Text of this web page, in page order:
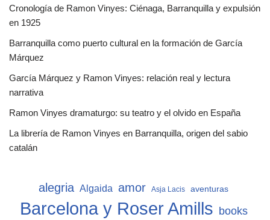
Cronología de Ramon Vinyes: Ciénaga, Barranquilla y expulsión
en 1925
Barranquilla como puerto cultural en la formación de García
Márquez
García Márquez y Ramon Vinyes: relación real y lectura
narrativa
Ramon Vinyes dramaturgo: su teatro y el olvido en España
La librería de Ramon Vinyes en Barranquilla, origen del sabio
catalán
alegria Algaida amor Asja Lacis aventuras
Barcelona y Roser Amills books